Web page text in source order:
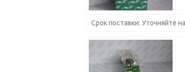
Срок поставки: Уточняйте